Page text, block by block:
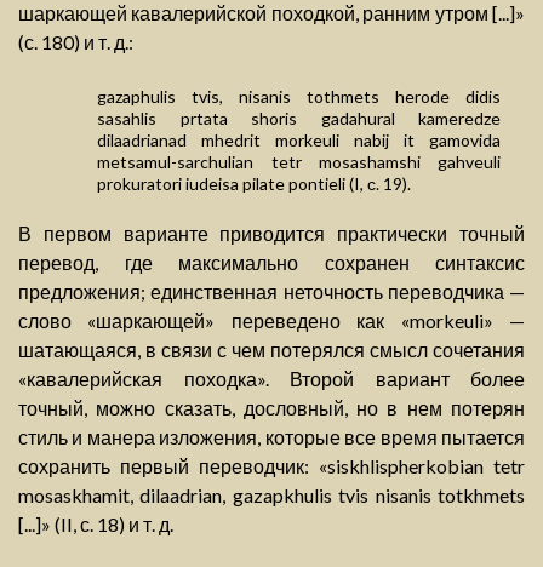
шаркающей кавалерийской походкой, ранним утром [...]»
(с. 180) и т. д.:
gazaphulis tvis, nisanis tothmets herode didis
sasahlis prtata shoris gadahural kameredze
dilaadrianad mhedrit morkeuli nabij it gamovida
metsamul-sarchulian tetr mosashamshi gahveuli
prokuratori iudeisa pilate pontieli (I, с. 19).
В первом варианте приводится практически точный
перевод, где максимально сохранен синтаксис
предложения; единственная неточность переводчика —
слово «шаркающей» переведено как «morkeuli» —
шатающаяся, в связи с чем потерялся смысл сочетания
«кавалерийская походка». Второй вариант более
точный, можно сказать, дословный, но в нем потерян
стиль и манера изложения, которые все время пытается
сохранить первый переводчик: «siskhlispherkobian tetr
mosaskhamit, dilaadrian, gazapkhulis tvis nisanis totkhmets
[...]» (II, с. 18) и т. д.